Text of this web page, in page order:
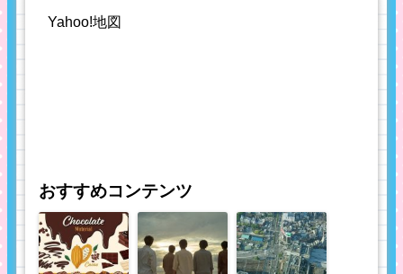
Yahoo!地図
おすすめコンテンツ